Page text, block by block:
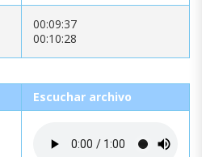
00:09:37
00:10:28
Escuchar archivo